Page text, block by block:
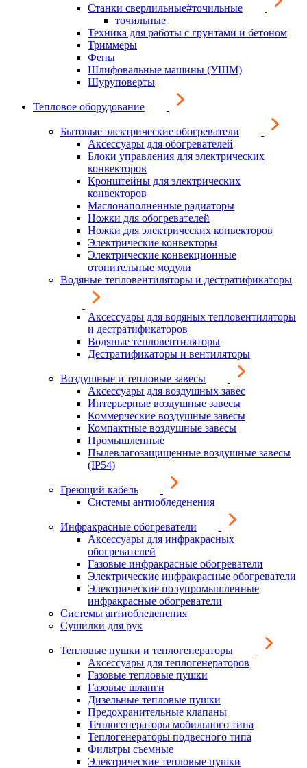
Станки сверлильные#точильные
точильные
Техника для работы с грунтами и бетоном
Триммеры
Фены
Шлифовальные машины (УШМ)
Шуруповерты
Тепловое оборудование
Бытовые электрические обогреватели
Аксессуары для обогревателей
Блоки управления для электрических
конвекторов
Кронштейны для электрических
конвекторов
Маслонаполненные радиаторы
Ножки для обогревателей
Ножки для электрических конвекторов
Электрические конвекторы
Электрические конвекционные
отопительные модули
Водяные тепловентиляторы и дестратификаторы
Аксессуары для водяных тепловентиляторы
и дестратификаторов
Водяные тепловентиляторы
Дестратификаторы и вентиляторы
Воздушные и тепловые завесы
Аксессуары для воздушных завес
Интерьерные воздушные завесы
Коммерческие воздушные завесы
Компактные воздушные завесы
Промышленные
Пылевлагозащищенные воздушные завесы
(IP54)
Греющий кабель
Системы антиобледенения
Инфракрасные обогреватели
Аксессуары для инфракрасных
обогревателей
Газовые инфракрасные обогреватели
Электрические инфракрасные обогреватели
Электрические полупромышленные
инфракрасные обогреватели
Системы антиобледенения
Сушилки для рук
Тепловые пушки и теплогенераторы
Аксессуары для теплогенераторов
Газовые тепловые пушки
Газовые шланги
Дизельные тепловые пушки
Предохранительные клапаны
Теплогенераторы мобильного типа
Теплогенераторы подвесного типа
Фильтры съемные
Электрические тепловые пушки